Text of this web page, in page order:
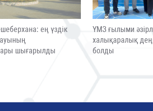
ең үздік
шығарылды
ҮМЗ ғылыми
халықаралық
болды